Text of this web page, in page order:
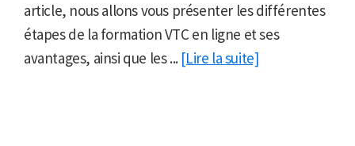
article, nous allons vous présenter les différentes
étapes de la formation VTC en ligne et ses
avantages, ainsi que les ... [Lire la suite]